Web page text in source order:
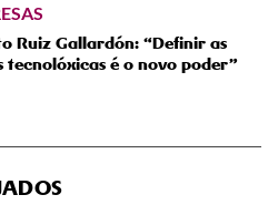
Ruiz Gallardón: “Definir as
tecnolóxicas é o novo poder”